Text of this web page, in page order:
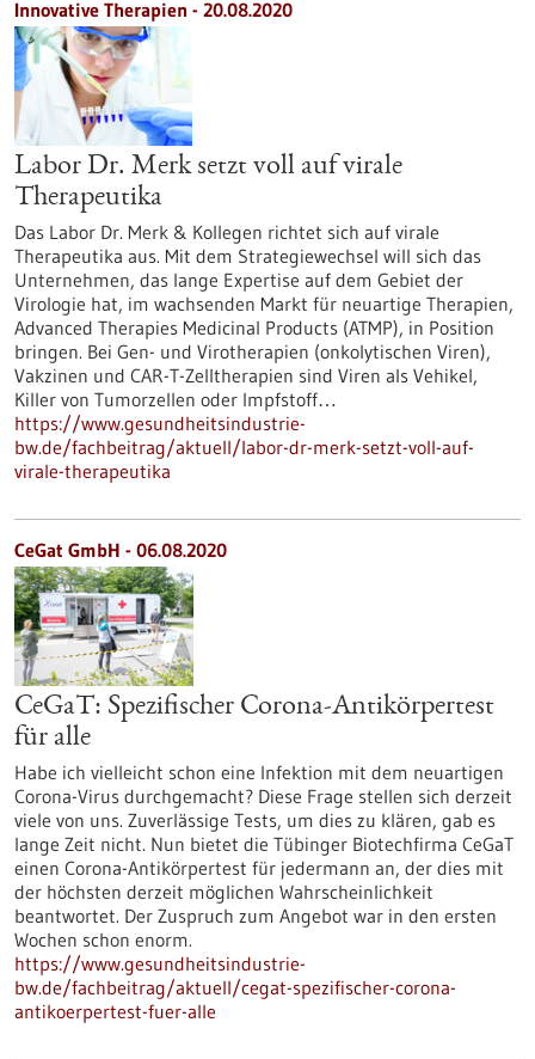
Innovative Therapien - 20.08.2020
Labor Dr. Merk setzt voll auf virale
Therapeutika
Das Labor Dr. Merk & Kollegen richtet sich auf virale
Therapeutika aus. Mit dem Strategiewechsel will sich das
Unternehmen, das lange Expertise auf dem Gebiet der
Virologie hat, im wachsenden Markt für neuartige Therapien,
Advanced Therapies Medicinal Products (ATMP), in Position
bringen. Bei Gen- und Virotherapien (onkolytischen Viren),
Vakzinen und CAR-T-Zelltherapien sind Viren als Vehikel,
Killer von Tumorzellen oder Impfstoff…
https://www.gesundheitsindustrie-
bw.de/fachbeitrag/aktuell/labor-dr-merk-setzt-voll-auf-
virale-therapeutika
CeGat GmbH - 06.08.2020
CeGaT: Spezifischer Corona-Antikörpertest
für alle
Habe ich vielleicht schon eine Infektion mit dem neuartigen
Corona-Virus durchgemacht? Diese Frage stellen sich derzeit
viele von uns. Zuverlässige Tests, um dies zu klären, gab es
lange Zeit nicht. Nun bietet die Tübinger Biotechfirma CeGaT
einen Corona-Antikörpertest für jedermann an, der dies mit
der höchsten derzeit möglichen Wahrscheinlichkeit
beantwortet. Der Zuspruch zum Angebot war in den ersten
Wochen schon enorm.
https://www.gesundheitsindustrie-
bw.de/fachbeitrag/aktuell/cegat-spezifischer-corona-
antikoerpertest-fuer-alle